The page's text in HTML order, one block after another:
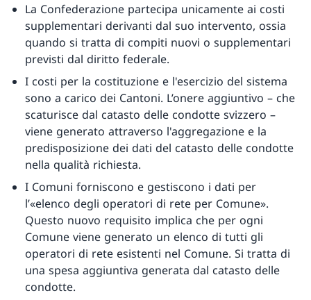
La Confederazione partecipa unicamente ai costi
supplementari derivanti dal suo intervento, ossia
quando si tratta di compiti nuovi o supplementari
previsti dal diritto federale.
I costi per la costituzione e l'esercizio del sistema
sono a carico dei Cantoni. L’onere aggiuntivo – che
scaturisce dal catasto delle condotte svizzero –
viene generato attraverso l'aggregazione e la
predisposizione dei dati del catasto delle condotte
nella qualità richiesta.
I Comuni forniscono e gestiscono i dati per
l’«elenco degli operatori di rete per Comune».
Questo nuovo requisito implica che per ogni
Comune viene generato un elenco di tutti gli
operatori di rete esistenti nel Comune. Si tratta di
una spesa aggiuntiva generata dal catasto delle
condotte.